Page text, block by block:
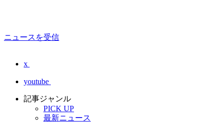
ニュースを受信
x
youtube
記事ジャンル
PICK UP
最新ニュース